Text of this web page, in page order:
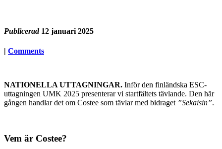
Publicerad 12 januari 2025
| Comments
NATIONELLA UTTAGNINGAR. Inför den finländska ESC-
uttagningen UMK 2025 presenterar vi startfältets tävlande. Den här
gången handlar det om Costee som tävlar med bidraget ”Sekaisin”.
Vem är Costee?